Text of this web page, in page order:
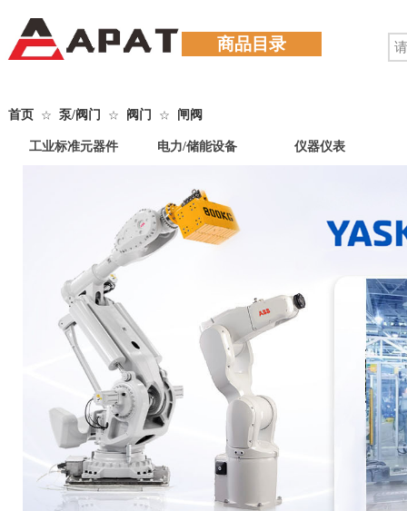
首页 ☆ 泵/阀门 ☆ 阀门 ☆ 闸阀
工业标准元器件 电力/储能设备 仪器仪表
商品目录